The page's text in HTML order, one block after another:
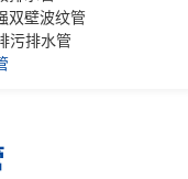
双壁波纹管
污排水管